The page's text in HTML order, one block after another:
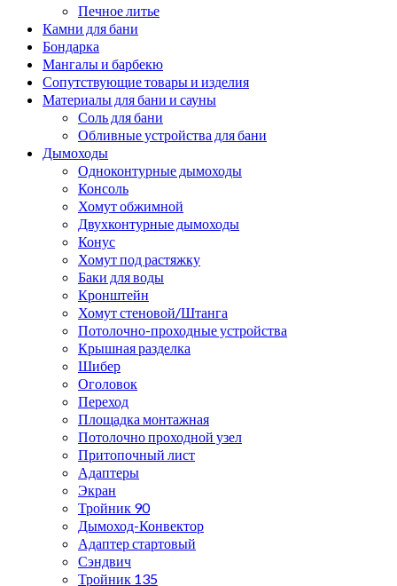
Печное литье
Камни для бани
Бондарка
Мангалы и барбекю
Сопутствующие товары и изделия
Материалы для бани и сауны
Соль для бани
Обливные устройства для бани
Дымоходы
Одноконтурные дымоходы
Консоль
Хомут обжимной
Двухконтурные дымоходы
Конус
Хомут под растяжку
Баки для воды
Кронштейн
Хомут стеновой/Штанга
Потолочно-проходные устройства
Крышная разделка
Шибер
Оголовок
Переход
Площадка монтажная
Потолочно проходной узел
Притопочный лист
Адаптеры
Экран
Тройник 90
Дымоход-Конвектор
Адаптер стартовый
Сэндвич
Тройник 135